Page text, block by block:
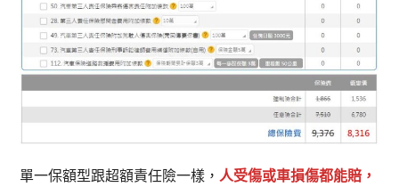
單一保額型跟超額責任險一樣， 人受傷或車損傷都能賠，